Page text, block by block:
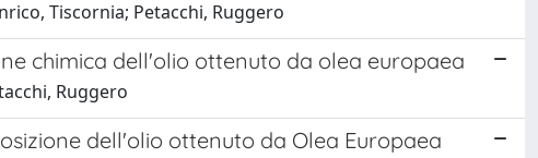
Tiscornia; Petacchi, Ruggero
chimica dell'olio ottenuto da olea europaea
Ruggero
dell'olio ottenuto da Olea Europaea